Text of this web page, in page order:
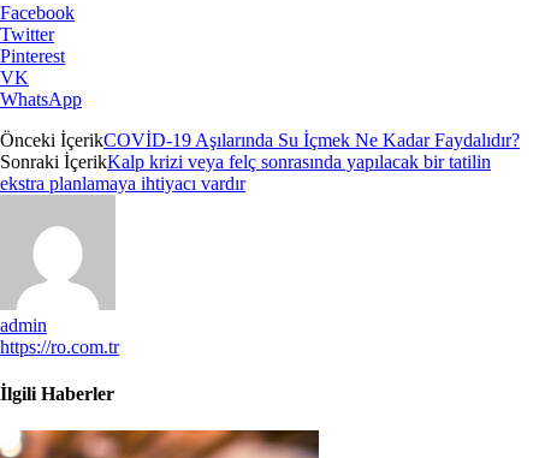
Facebook
Twitter
Pinterest
VK
WhatsApp
Önceki İçerikCOVİD-19 Aşılarında Su İçmek Ne Kadar Faydalıdır?
Sonraki İçerikKalp krizi veya felç sonrasında yapılacak bir tatilin
ekstra planlamaya ihtiyacı vardır
admin
https://ro.com.tr
İlgili Haberler